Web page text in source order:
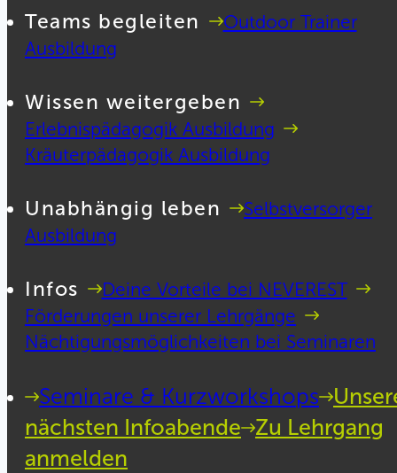
Teams begleiten
Outdoor Trainer
Ausbildung
Wissen weitergeben
Erlebnispädagogik Ausbildung
Kräuterpädagogik Ausbildung
Unabhängig leben
Selbstversorger
Ausbildung
Infos
Deine Vorteile bei NEVEREST
Förderungen unserer Lehrgänge
Nächtigungsmöglichkeiten bei Seminaren
Seminare & Kurzworkshops
nächsten Infoabende Zu Lehrgang
anmelden